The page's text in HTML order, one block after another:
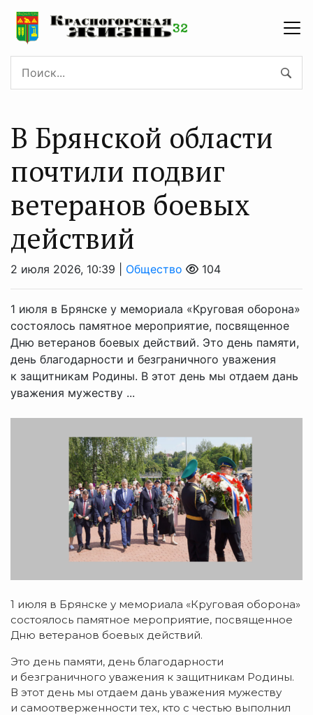
В Брянской области
почтили подвиг
ветеранов боевых
действий
2 июля 2026, 10:39 | Общество 104
1 июля в Брянске у мемориала «Круговая оборона»
состоялось памятное мероприятие, посвященное
Дню ветеранов боевых действий. Это день памяти,
день благодарности и безграничного уважения
к защитникам Родины. В этот день мы отдаем дань
уважения мужеству ...
1 июля в Брянске у мемориала «Круговая оборона»
состоялось памятное мероприятие, посвященное
Дню ветеранов боевых действий.
Это день памяти, день благодарности
и безграничного уважения к защитникам Родины.
В этот день мы отдаем дань уважения мужеству
и самоотверженности тех, кто с честью выполнил